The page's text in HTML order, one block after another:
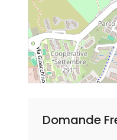
Domande